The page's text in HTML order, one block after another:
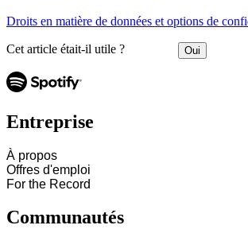
Droits en matière de données et options de
Cet article était-il utile ? Oui
Entreprise
À propos
Offres d'emploi
For the Record
Communautés